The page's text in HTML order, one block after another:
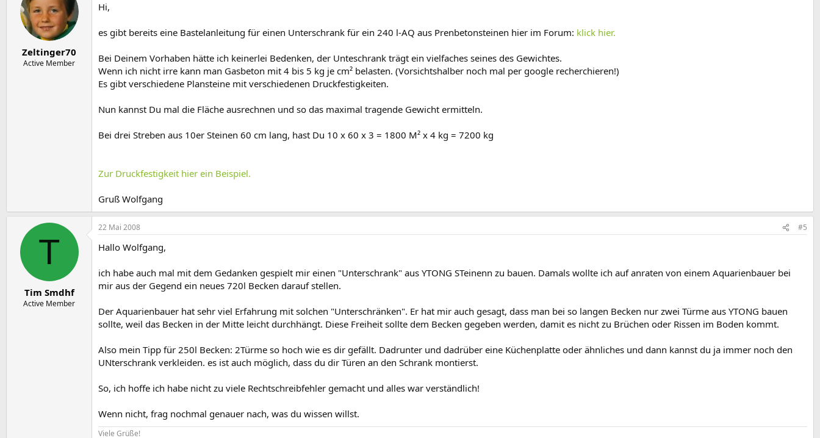
Zeltinger70
Active Member
Hi,
es gibt bereits eine Bastelanleitung für einen Unterschrank für ein 240 l-AQ aus Prenbetonsteinen hier im Forum: klick hier.
Bei Deinem Vorhaben hätte ich keinerlei Bedenken, der Unteschrank trägt ein vielfaches seines des Gewichtes.
Wenn ich nicht irre kann man Gasbeton mit 4 bis 5 kg je cm² belasten. (Vorsichtshalber noch mal per google recherchieren!)
Es gibt verschiedene Plansteine mit verschiedenen Druckfestigkeiten.
Nun kannst Du mal die Fläche ausrechnen und so das maximal tragende Gewicht ermitteln.
Bei drei Streben aus 10er Steinen 60 cm lang, hast Du 10 x 60 x 3 = 1800 M² x 4 kg = 7200 kg
Zur Druckfestigkeit hier ein Beispiel.
Gruß Wolfgang
T
Tim Smdhf
Active Member
22 Mai 2008 #5
Hallo Wolfgang,
ich habe auch mal mit dem Gedanken gespielt mir einen "Unterschrank" aus YTONG STeinenn zu bauen. Damals wollte ich auf anraten von einem Aquarienbauer bei
mir aus der Gegend ein neues 720l Becken darauf stellen.
Der Aquarienbauer hat sehr viel Erfahrung mit solchen "Unterschränken". Er hat mir auch gesagt, dass man bei so langen Becken nur zwei Türme aus YTONG bauen
sollte, weil das Becken in der Mitte leicht durchhängt. Diese Freiheit sollte dem Becken gegeben werden, damit es nicht zu Brüchen oder Rissen im Boden kommt.
Also mein Tipp für 250l Becken: 2Türme so hoch wie es dir gefällt. Dadrunter und dadrüber eine Küchenplatte oder ähnliches und dann kannst du ja immer noch den
UNterschrank verkleiden. es ist auch möglich, dass du dir Türen an den Schrank montierst.
So, ich hoffe ich habe nicht zu viele Rechtschreibfehler gemacht und alles war verständlich!
Wenn nicht, frag nochmal genauer nach, was du wissen willst.
Viele Grüße!